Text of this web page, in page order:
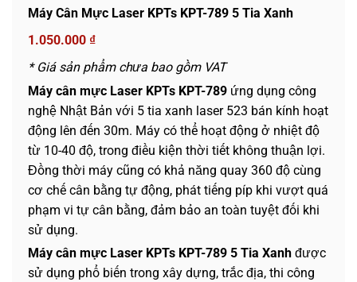
Máy Cân Mực Laser KPTs KPT-789 5 Tia Xanh
1.050.000 ₫
* Giá sản phẩm chưa bao gồm VAT
Máy cân mực Laser KPTs KPT-789 ứng dụng công
nghệ Nhật Bản với 5 tia xanh laser 523 bán kính hoạt
động lên đến 30m. Máy có thể hoạt động ở nhiệt độ
từ 10-40 độ, trong điều kiện thời tiết không thuận lợi.
Đồng thời máy cũng có khả năng quay 360 độ cùng
cơ chế cân bằng tự động, phát tiếng píp khi vượt quá
phạm vi tự cân bằng, đảm bảo an toàn tuyệt đối khi
sử dụng.
Máy cân mực Laser KPTs KPT-789 5 Tia Xanh được
sử dụng phổ biến trong xây dựng, trắc địa, thi công